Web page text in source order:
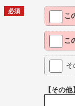
必須
こ
こ
そ
【その他